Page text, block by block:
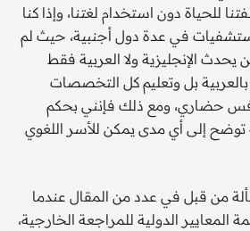
للحياة دون استخدام لغتنا، وإذا كنا
في عدة دول أجنبية، حيث لم
الإنجليزية ولا العربية فقط
بل وتعليم كل التخصصات
حضاري، ومع ذلك فإنني بحكم
إلى أي مدى يمكن للأسر اللغوي
من قبل في عدد من المقال عندما
المعايير الدولية للمراجعة الخارجية،